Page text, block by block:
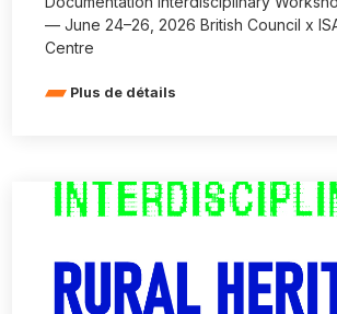
— June 24–26, 2026 British Council x
Centre
Plus de détails